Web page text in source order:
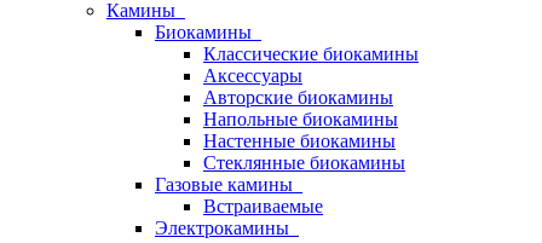
Камины
Биокамины
Классические биокамины
Аксессуары
Авторские биокамины
Напольные биокамины
Настенные биокамины
Стеклянные биокамины
Газовые камины
Встраиваемые
Электрокамины